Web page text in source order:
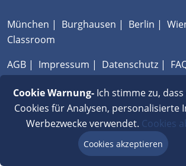
München | Burghausen | Berlin |
Classroom
AGB | Impressum | Datenschutz |
Cookie Warnung-Ich stimme zu, dass
Cookies für Analysen, personalisierte
Werbezwecke verwendet. Cookies
Cookies akzeptieren